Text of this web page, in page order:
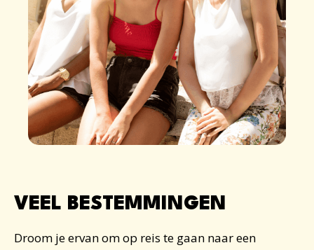
VEEL BESTEMMINGEN
Droom je ervan om op reis te gaan naar een